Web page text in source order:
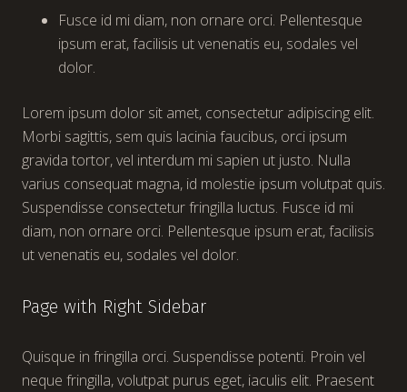
Fusce id mi diam, non ornare orci. Pellentesque
ipsum erat, facilisis ut venenatis eu, sodales vel
dolor.
Lorem ipsum dolor sit amet, consectetur adipiscing elit.
Morbi sagittis, sem quis lacinia faucibus, orci ipsum
gravida tortor, vel interdum mi sapien ut justo. Nulla
varius consequat magna, id molestie ipsum volutpat quis.
Suspendisse consectetur fringilla luctus. Fusce id mi
diam, non ornare orci. Pellentesque ipsum erat, facilisis
ut venenatis eu, sodales vel dolor.
Page with Right Sidebar
Quisque in fringilla orci. Suspendisse potenti. Proin vel
neque fringilla, volutpat purus eget, iaculis elit. Praesent